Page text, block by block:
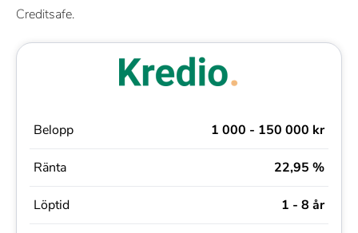
Creditsafe.
Belopp 1 000 - 150 000 kr
Ränta 22,95 %
Löptid 1 - 8 år